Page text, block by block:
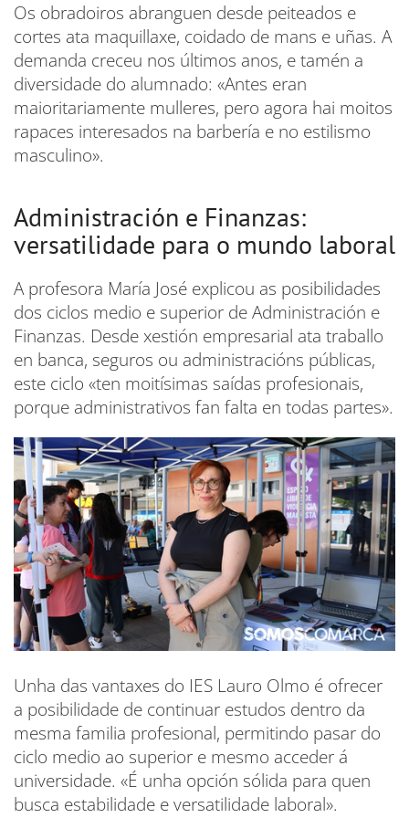
Os obradoiros abranguen desde peiteados e
cortes ata maquillaxe, coidado de mans e uñas. A
demanda creceu nos últimos anos, e tamén a
diversidade do alumnado: «Antes eran
maioritariamente mulleres, pero agora hai moitos
rapaces interesados na barbería e no estilismo
masculino».
Administración e Finanzas:
versatilidade para o mundo laboral
A profesora María José explicou as posibilidades
dos ciclos medio e superior de Administración e
Finanzas. Desde xestión empresarial ata traballo
en banca, seguros ou administracións públicas,
este ciclo «ten moitísimas saídas profesionais,
porque administrativos fan falta en todas partes».
Unha das vantaxes do IES Lauro Olmo é ofrecer
a posibilidade de continuar estudos dentro da
mesma familia profesional, permitindo pasar do
ciclo medio ao superior e mesmo acceder á
universidade. «É unha opción sólida para quen
busca estabilidade e versatilidade laboral».